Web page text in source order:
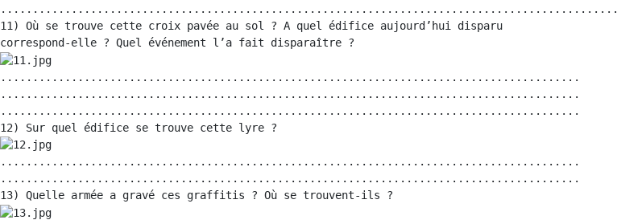
................................................................................................
11) Où se trouve cette croix pavée au sol ? A quel édifice aujourd’hui disparu
..........................................................................................
..........................................................................................
..........................................................................................
..........................................................................................
..........................................................................................